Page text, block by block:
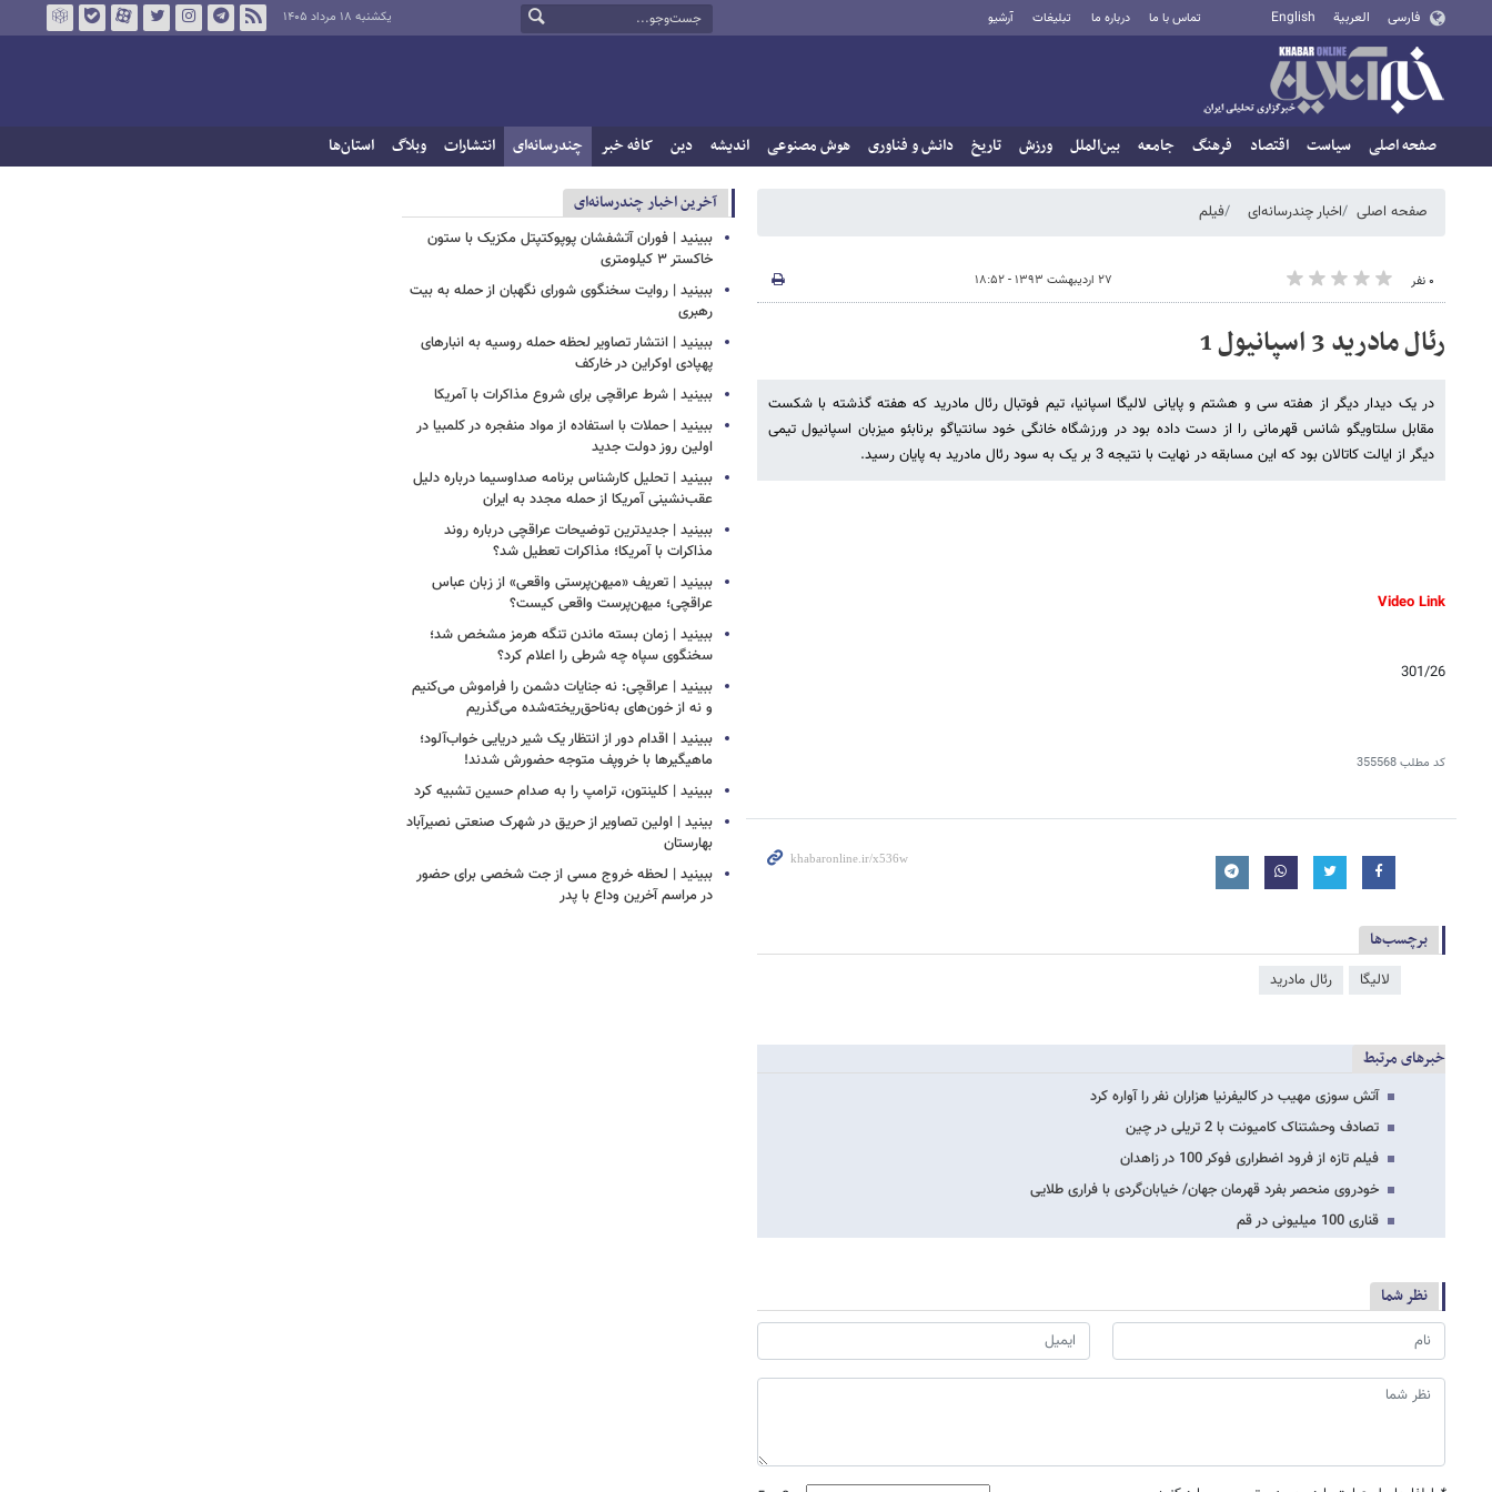
فارسی العربية English تماس با ما درباره ما تبلیغات آرشیو یکشنبه ۱۸ مرداد ۱۴۰۵
صفحه اصلی سیاست اقتصاد فرهنگ جامعه بین‌الملل ورزش تاریخ دانش و فناوری هوش مصنوعی اندیشه دین کافه خبر چندرسانه‌ای انتشارات وبلاگ استان‌ها
صفحه اصلی اخبار چندرسانه‌ای فیلم
۰ نفر ۲۷ اردیبهشت ۱۳۹۳ - ۱۸:۵۲
رئال مادرید 3 اسپانیول 1
در یک دیدار دیگر از هفته سی و هشتم و پایانی لالیگا اسپانیا، تیم فوتبال رئال مادرید که هفته گذشته با شکست
مقابل سلتاویگو شانس قهرمانی را از دست داده بود در ورزشگاه خانگی خود سانتیاگو برنابئو میزبان اسپانیول تیمی
دیگر از ایالت کاتالان بود که این مسابقه در نهایت با نتیجه 3 بر یک به سود رئال مادرید به پایان رسید.
Video Link
301/26
کد مطلب355568
برچسب‌ها
لالیگا رئال مادرید
خبرهای مرتبط
آتش سوزی مهیب در کالیفرنیا هزاران نفر را آواره کرد
تصادف وحشتناک کامیونت با 2 تریلی در چین
فیلم تازه از فرود اضطراری فوکر 100 در زاهدان
خودروی منحصر بفرد قهرمان جهان/ خیابان‌گردی با فراری طلایی
قناری 100 میلیونی در قم
نظر شما
آخرین اخبار چندرسانه‌ای
ببینید | فوران آتشفشان پوپوکتپتل مکزیک با ستون
خاکستر ۳ کیلومتری
ببینید | روایت سخنگوی شورای نگهبان از حمله به بیت
رهبری
ببینید | انتشار تصاویر لحظه حمله روسیه به انبارهای
پهپادی اوکراین در خارکف
ببینید | شرط عراقچی برای شروع مذاکرات با آمریکا
ببینید | حملات با استفاده از مواد منفجره در کلمبیا در
اولین روز دولت جدید
ببینید | تحلیل کارشناس برنامه صداوسیما درباره دلیل
عقب‌نشینی آمریکا از حمله مجدد به ایران
ببینید | جدیدترین توضیحات عراقچی درباره روند
مذاکرات با آمریکا؛ مذاکرات تعطیل شد؟
ببینید | تعریف «میهن‌پرستی واقعی» از زبان عباس
عراقچی؛ میهن‌پرست واقعی کیست؟
ببینید | زمان بسته ماندن تنگه هرمز مشخص شد؛
سخنگوی سپاه چه شرطی را اعلام کرد؟
ببینید | عراقچی: نه جنایات دشمن را فراموش می‌کنیم
و نه از خون‌های به‌ناحق‌ریخته‌شده می‌گذریم
ببینید | اقدام دور از انتظار یک شیر دریایی خواب‌آلود؛
ماهیگیرها با خروپف متوجه حضورش شدند!
ببینید | کلینتون، ترامپ را به صدام حسین تشبیه کرد
بینید | اولین تصاویر از حریق در شهرک صنعتی نصیرآباد
بهارستان
ببینید | لحظه خروج مسی از جت شخصی برای حضور
در مراسم آخرین وداع با پدر